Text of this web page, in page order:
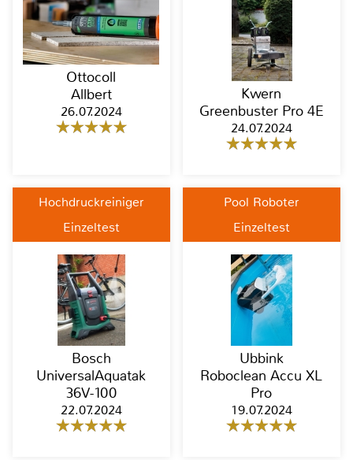
Ottocoll
Allbert
26.07.2024
Kwern
Greenbuster Pro 4E
24.07.2024
Hochdruckreiniger
Einzeltest
Bosch
UniversalAquatak
36V-100
22.07.2024
Pool Roboter
Einzeltest
Ubbink
Roboclean Accu XL
Pro
19.07.2024